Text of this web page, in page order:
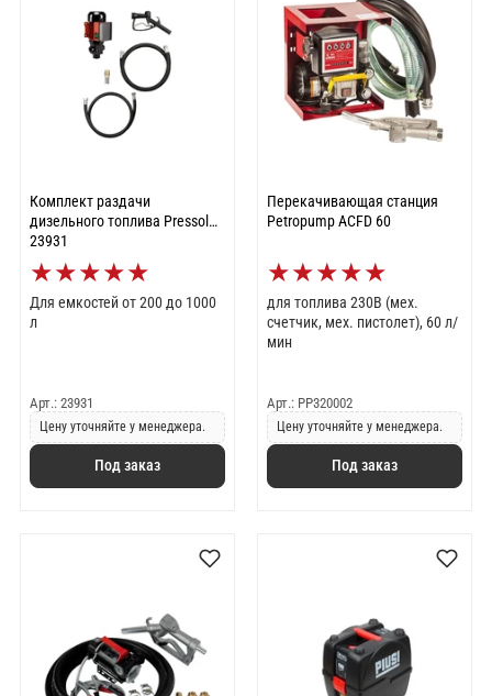
Комплект раздачи
дизельного топлива Pressol
23931
★★★★★
Для емкостей от 200 до 1000
л
Арт.: 23931
Цену уточняйте у менеджера.
Под заказ
Перекачивающая станция
Petropump ACFD 60
★★★★★
для топлива 230В (мех.
счетчик, мех. пистолет), 60 л/
мин
Арт.: PP320002
Цену уточняйте у менеджера.
Под заказ